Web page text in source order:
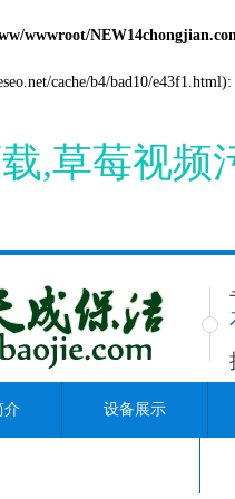
wwwroot/
cache/b4/bad10/
,草莓视
介 设备展示